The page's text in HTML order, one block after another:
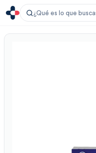
¿Qué es lo que